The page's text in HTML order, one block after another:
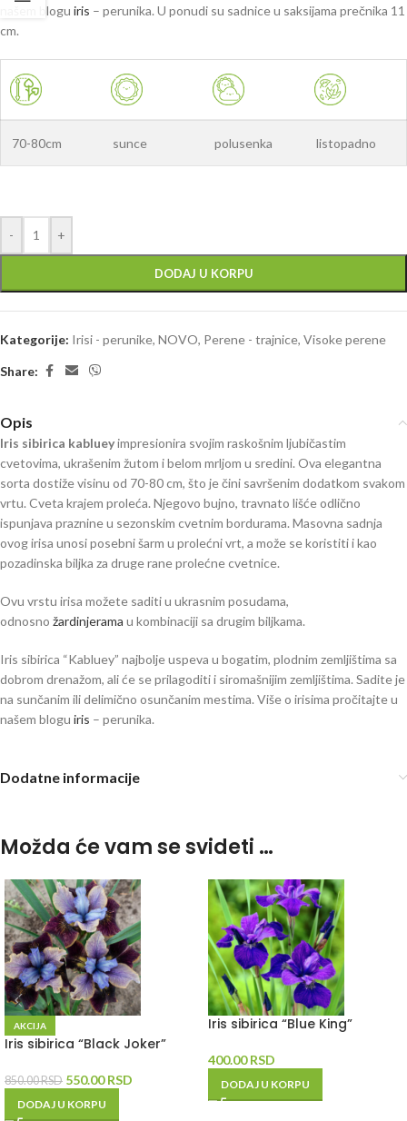
našem blogu iris – perunika. U ponudi su sadnice u saksijama prečnika 11
cm.
70-80cm sunce polusenka listopadno
- +
DODAJ U KORPU
Kategorije: Irisi - perunike, NOVO, Perene - trajnice, Visoke perene
Share:
Opis
Iris sibirica kablueyimpresionira svojim raskošnim ljubičastim
cvetovima, ukrašenim žutom i belom mrljom u sredini. Ova elegantna
sorta dostiže visinu od 70-80 cm, što je čini savršenim dodatkom svakom
vrtu. Cveta krajem proleća. Njegovo bujno, travnato lišće odlično
ispunjava praznine u sezonskim cvetnim bordurama. Masovna sadnja
ovog irisa unosi posebni šarm u prolećni vrt, a može se koristiti i kao
pozadinska biljka za druge rane prolećne cvetnice.
Ovu vrstu irisa možete saditi u ukrasnim posudama,
odnosno žardinjerama u kombinaciji sa drugim biljkama.
Iris sibirica “Kabluey” najbolje uspeva u bogatim, plodnim zemljištima sa
dobrom drenažom, ali će se prilagoditi i siromašnijim zemljištima. Sadite je
na sunčanim ili delimično osunčanim mestima. Više o irisima pročitajte u
našem blogu iris – perunika.
Dodatne informacije
Možda će vam se svideti …
AKCIJA
Iris sibirica “Black Joker”
850.00RSD 550.00RSD
DODAJ U KORPU
Iris sibirica “Blue King”
400.00RSD
DODAJ U KORPU